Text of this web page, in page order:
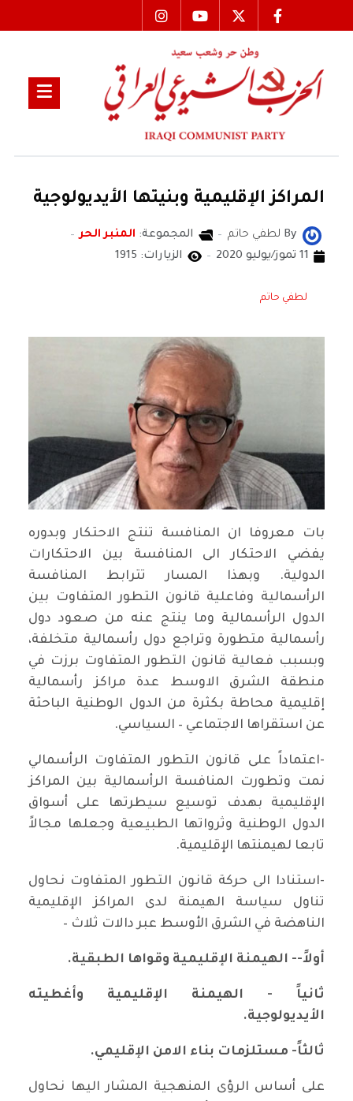
المراكز الإقليمية وبنيتها الأيديولوجية
By لطفي حاتم المجموعة: المنبر الحر
11 تموز/يوليو 2020
الزيارات: 1915
لطفي حاتم
بات معروفا ان المنافسة تنتج الاحتكار وبدوره
يفضي الاحتكار الى المنافسة بين الاحتكارات
الدولية. وبهذا المسار تترابط المنافسة
الرأسمالية وفاعلية قانون التطور المتفاوت بين
الدول الرأسمالية وما ينتج عنه من صعود دول
رأسمالية متطورة وتراجع دول رأسمالية متخلفة،
وبسبب فعالية قانون التطور المتفاوت برزت في
منطقة الشرق الاوسط عدة مراكز رأسمالية
إقليمية محاطة بكثرة من الدول الوطنية الباحثة
عن استقراها الاجتماعي – السياسي.
-اعتماداً على قانون التطور المتفاوت الرأسمالي
نمت وتطورت المنافسة الرأسمالية بين المراكز
الإقليمية بهدف توسيع سيطرتها على أسواق
الدول الوطنية وثرواتها الطبيعية وجعلها مجالاً
تابعا لهيمنتها الإقليمية.
-استنادا الى حركة قانون التطور المتفاوت نحاول
تناول سياسة الهيمنة لدى المراكز الإقليمية
الناهضة في الشرق الأوسط عبر دالات ثلاث –
أولاً-- الهيمنة الإقليمية وقواها الطبقية.
ثانياً - الهيمنة الإقليمية وأغطيته
الأيديولوجية.
ثالثاً- مستلزمات بناء الامن الإقليمي.
على أساس الرؤى المنهجية المشار اليها نحاول